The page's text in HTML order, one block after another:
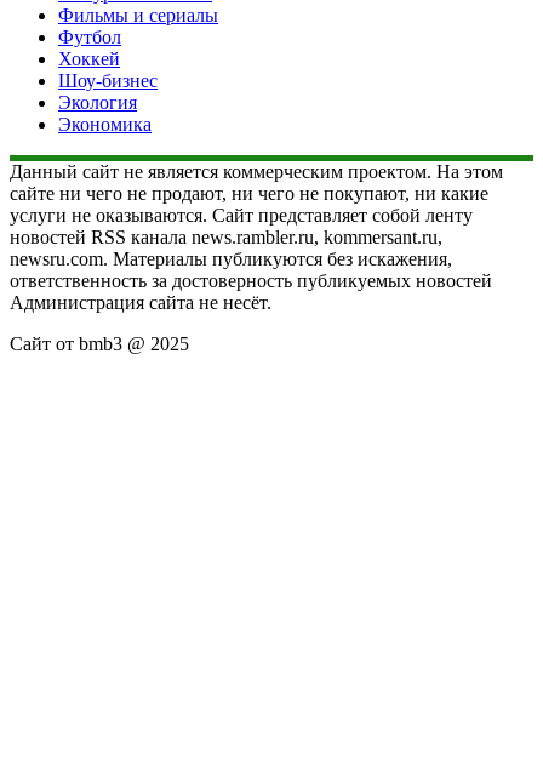
Фильмы и сериалы
Футбол
Хоккей
Шоу-бизнес
Экология
Экономика
Данный сайт не является коммерческим проектом. На этом
сайте ни чего не продают, ни чего не покупают, ни какие
услуги не оказываются. Сайт представляет собой ленту
новостей RSS канала news.rambler.ru, kommersant.ru,
newsru.com. Материалы публикуются без искажения,
ответственность за достоверность публикуемых новостей
Администрация сайта не несёт.
Сайт от bmb3 @ 2025